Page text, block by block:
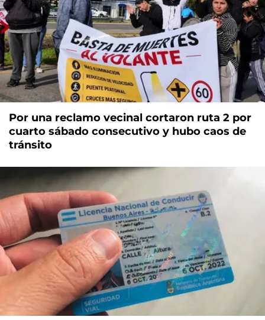
Por una reclamo vecinal cortaron ruta 2 por
cuarto sábado consecutivo y hubo caos de
tránsito